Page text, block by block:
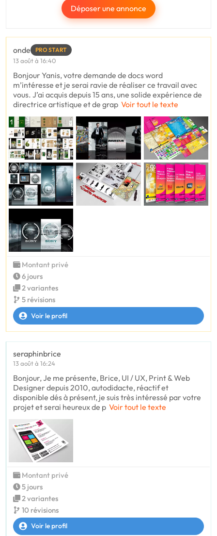
Déposer une annonce
onde PRO START
13 août à 16:40
Bonjour Yanis, votre demande de docs word
m’intéresse et je serai ravie de réaliser ce travail avec
vous. J’ai acquis depuis 15 ans, une solide expérience de
directrice artistique et de grap Voir tout le texte
Montant privé
6 jours
2 variantes
5 révisions
Voir le profil
seraphinbrice
13 août à 16:24
Bonjour, Je me présente, Brice, UI / UX, Print & Web
Designer depuis 2010, autodidacte, réactif et
disponible dés à présent, je suis très intéressé par votre
projet et serai heureux de p Voir tout le texte
Montant privé
5 jours
2 variantes
10 révisions
Voir le profil